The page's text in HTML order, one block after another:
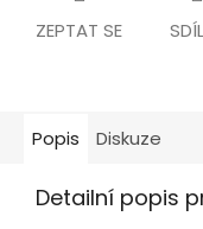
ZEPTAT SE
Popis Diskuze
Detailní popis